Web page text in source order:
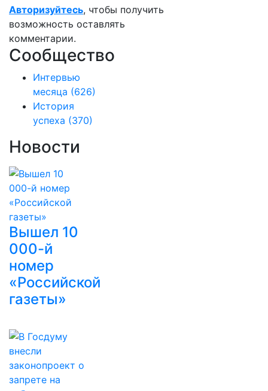
Авторизуйтесь, чтобы получить
возможность оставлять
комментарии.
Сообщество
Интервью
месяца (626)
История
успеха (370)
Новости
Вышел 10
000-й
номер
«Российской
газеты»